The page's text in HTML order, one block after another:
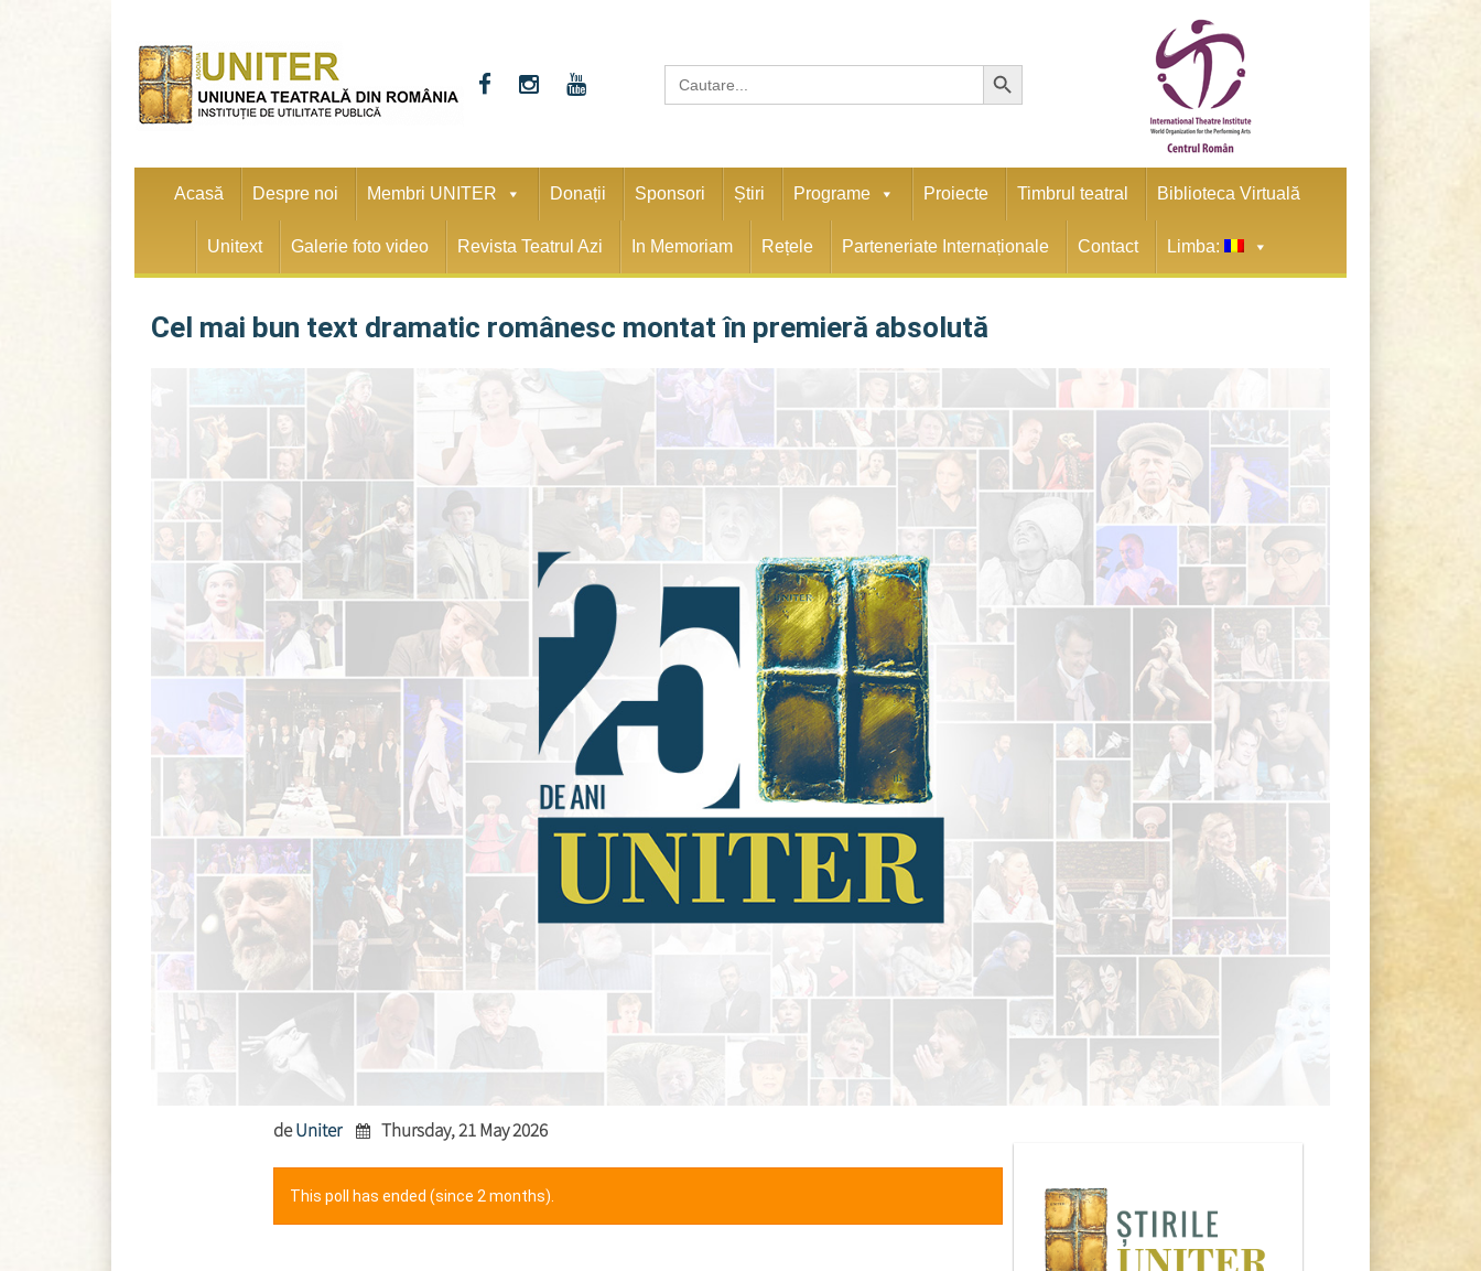
Search
for:
Search Button
Acasă Despre noi Membri UNITER Donații Sponsori Știri Programe Proiecte Timbrul teatral Biblioteca Virtuală
Unitext Galerie foto video Revista Teatrul Azi In Memoriam Rețele Parteneriate Internaționale Contact Limba:
Cel mai bun text dramatic românesc montat în premieră absolută
deUniter Thursday, 21 May 2026
This poll has ended (since 2 months).